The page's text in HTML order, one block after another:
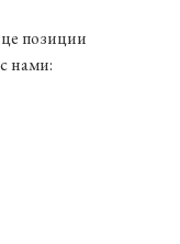
позиции
нами: